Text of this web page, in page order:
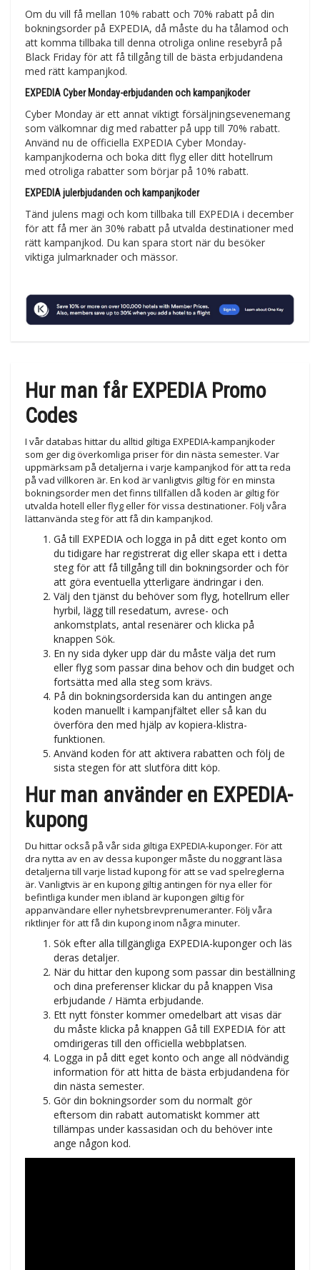
Om du vill få mellan 10% rabatt och 70% rabatt på din
bokningsorder på EXPEDIA, då måste du ha tålamod och
att komma tillbaka till denna otroliga online resebyrå på
Black Friday för att få tillgång till de bästa erbjudandena
med rätt kampanjkod.
EXPEDIA Cyber Monday-erbjudanden och kampanjkoder
Cyber Monday är ett annat viktigt försäljningsevenemang
som välkomnar dig med rabatter på upp till 70% rabatt.
Använd nu de officiella EXPEDIA Cyber Monday-
kampanjkoderna och boka ditt flyg eller ditt hotellrum
med otroliga rabatter som börjar på 10% rabatt.
EXPEDIA julerbjudanden och kampanjkoder
Tänd julens magi och kom tillbaka till EXPEDIA i december
för att få mer än 30% rabatt på utvalda destinationer med
rätt kampanjkod. Du kan spara stort när du besöker
viktiga julmarknader och mässor.
Hur man får EXPEDIA Promo
Codes
I vår databas hittar du alltid giltiga EXPEDIA-kampanjkoder
som ger dig överkomliga priser för din nästa semester. Var
uppmärksam på detaljerna i varje kampanjkod för att ta reda
på vad villkoren är. En kod är vanligtvis giltig för en minsta
bokningsorder men det finns tillfällen då koden är giltig för
utvalda hotell eller flyg eller för vissa destinationer. Följ våra
lättanvända steg för att få din kampanjkod.
Gå till EXPEDIA och logga in på ditt eget konto om
du tidigare har registrerat dig eller skapa ett i detta
steg för att få tillgång till din bokningsorder och för
att göra eventuella ytterligare ändringar i den.
Välj den tjänst du behöver som flyg, hotellrum eller
hyrbil, lägg till resedatum, avrese- och
ankomstplats, antal resenärer och klicka på
knappen Sök.
En ny sida dyker upp där du måste välja det rum
eller flyg som passar dina behov och din budget och
fortsätta med alla steg som krävs.
På din bokningsordersida kan du antingen ange
koden manuellt i kampanjfältet eller så kan du
överföra den med hjälp av kopiera-klistra-
funktionen.
Använd koden för att aktivera rabatten och följ de
sista stegen för att slutföra ditt köp.
Hur man använder en EXPEDIA-
kupong
Du hittar också på vår sida giltiga EXPEDIA-kuponger. För att
dra nytta av en av dessa kuponger måste du noggrant läsa
detaljerna till varje listad kupong för att se vad spelreglerna
är. Vanligtvis är en kupong giltig antingen för nya eller för
befintliga kunder men ibland är kupongen giltig för
appanvändare eller nyhetsbrevprenumeranter. Följ våra
riktlinjer för att få din kupong inom några minuter.
Sök efter alla tillgängliga EXPEDIA-kuponger och läs
deras detaljer.
När du hittar den kupong som passar din beställning
och dina preferenser klickar du på knappen Visa
erbjudande / Hämta erbjudande.
Ett nytt fönster kommer omedelbart att visas där
du måste klicka på knappen Gå till EXPEDIA för att
omdirigeras till den officiella webbplatsen.
Logga in på ditt eget konto och ange all nödvändig
information för att hitta de bästa erbjudandena för
din nästa semester.
Gör din bokningsorder som du normalt gör
eftersom din rabatt automatiskt kommer att
tillämpas under kassasidan och du behöver inte
ange någon kod.